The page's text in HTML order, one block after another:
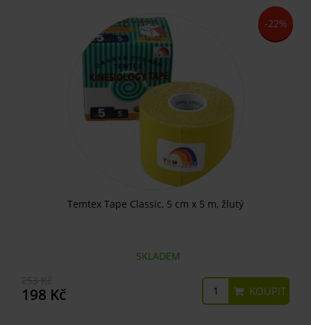
-22%
Temtex Tape Classic, 5 cm x 5 m, žlutý
SKLADEM
198 Kč KOUPIT